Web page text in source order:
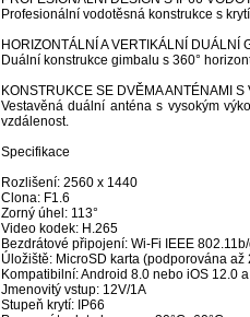
Profesionální vodotěsná konstrukce s
HORIZONTÁLNÍ A VERTIKÁLNÍ DUÁLNÍ
Duální konstrukce gimbalu s 360°
KONSTRUKCE SE DVĚMA ANTÉNAMI
Vestavěná duální anténa s vysokým
vzdálenost.
Specifikace
Rozlišení: 2560 x 1440
Clona: F1.6
Zorný úhel: 113°
Video kodek: H.265
Bezdrátové připojení: Wi-Fi IEEE
Úložiště: MicroSD karta (podporována až
Kompatibilní: Android 8.0 nebo iOS 12.0
Jmenovitý vstup: 12V/1A
Stupeň krytí: IP66